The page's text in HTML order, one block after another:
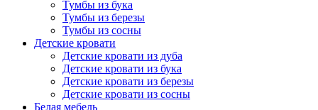
Тумбы из бука
Тумбы из березы
Тумбы из сосны
Детские кровати
Детские кровати из дуба
Детские кровати из бука
Детские кровати из березы
Детские кровати из сосны
Белая мебель